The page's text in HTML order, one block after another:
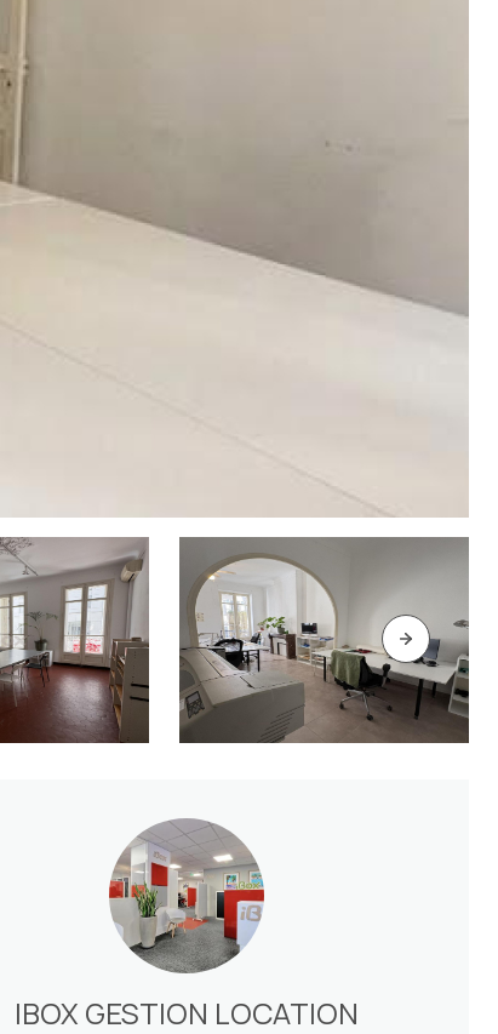
IBOX GESTION LOCATION